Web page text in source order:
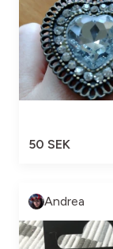
50 SEK
Andrea